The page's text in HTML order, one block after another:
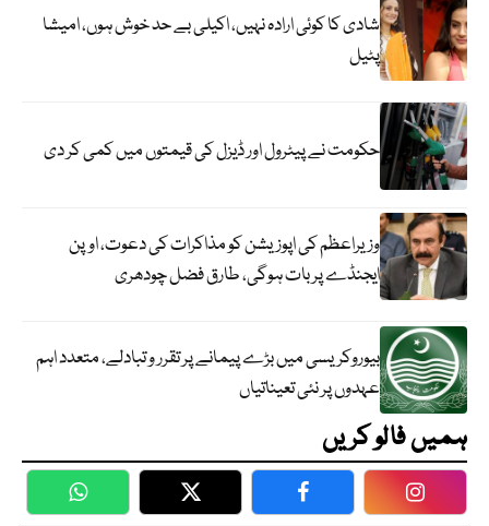
شادی کا کوئی ارادہ نہیں، اکیلی بے حد خوش ہوں، امیشا
پٹیل
حکومت نے پیٹرول اور ڈیزل کی قیمتوں میں کمی کر دی
وزیراعظم کی اپوزیشن کو مذاکرات کی دعوت، اوپن
ایجنڈے پر بات ہوگی، طارق فضل چودھری
بیوروکریسی میں بڑے پیمانے پر تقرر و تبادلے، متعدد اہم
عہدوں پر نئی تعیناتیاں
ہمیں فالو کریں
WhatsApp Twitter Facebook